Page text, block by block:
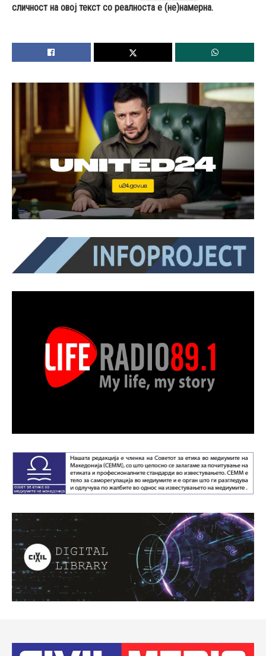
сличност на овој текст со реалноста е (не)намерна.